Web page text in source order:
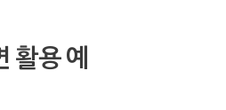
활용 예